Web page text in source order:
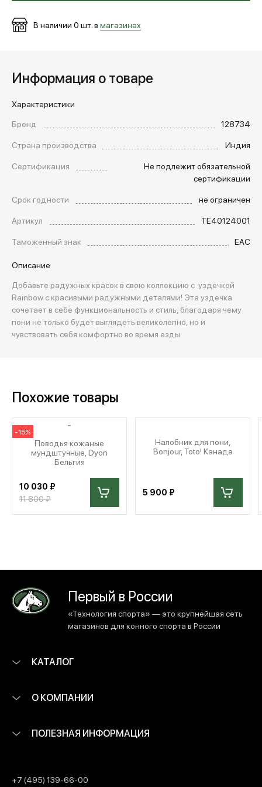
В наличии 0 шт. в магазинах
Информация о товаре
Характеристики
Бренд
128734
Страна производства
Индия
Сертификация
Не подлежит обязательной
сертификации
Срок годности
не ограничен
Артикул
TE40124001
Таможенный знак
EAC
Описание
Добавьте радужных красок в свою коллекцию с уздечкой
Rainbow с красивыми радужными деталями! Эта уздечка
сочетает в себе функциональность и стиль, благодаря чему
пони не только будет выглядеть великолепно, но и
чувствовать себя комфортно во время езды.
Похожие товары
-15%
Поводья кожаные
мундштучные, Dyon
Бельгия
10 030 ₽
11 800 ₽
Налобник для пони,
Bonjour, Toto! Канада
5 900 ₽
Первый в России
«Технология спорта» — это крупнейшая сеть
магазинов для конного спорта в России
КАТАЛОГ
О КОМПАНИИ
ПОЛЕЗНАЯ ИНФОРМАЦИЯ
+7 (495) 139-66-00